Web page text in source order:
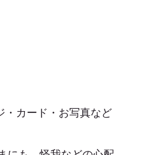
・カード・お写真など